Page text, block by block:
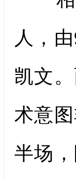
人，
凯文
术意
半场